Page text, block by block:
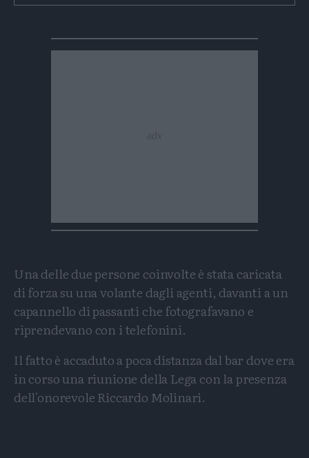
Una delle due persone coinvolte è stata caricata
di forza su una volante dagli agenti, davanti a un
capannello di passanti che fotografavano e
riprendevano con i telefonini.
Il fatto è accaduto a poca distanza dal bar dove era
in corso una riunione della Lega con la presenza
dell'onorevole Riccardo Molinari.